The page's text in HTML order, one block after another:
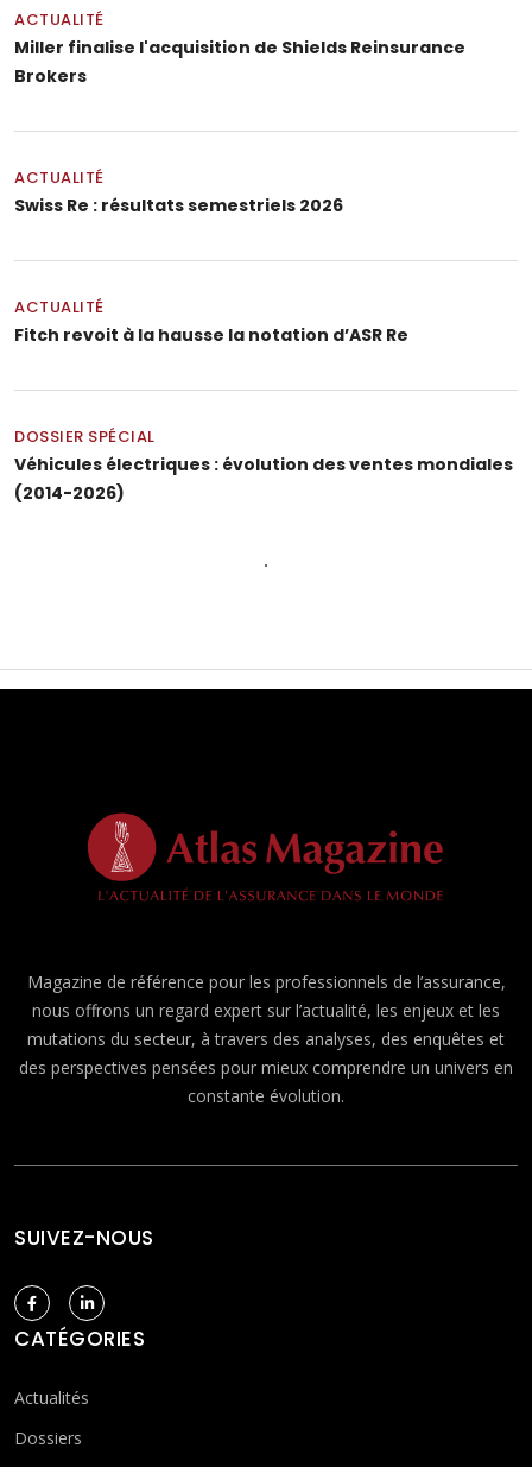
ACTUALITÉ
Miller finalise l'acquisition de Shields Reinsurance
Brokers
ACTUALITÉ
Swiss Re : résultats semestriels 2026
ACTUALITÉ
Fitch revoit à la hausse la notation d’ASR Re
DOSSIER SPÉCIAL
Véhicules électriques : évolution des ventes mondiales
(2014-2026)
Magazine de référence pour les professionnels de l’assurance,
nous offrons un regard expert sur l’actualité, les enjeux et les
mutations du secteur, à travers des analyses, des enquêtes et
des perspectives pensées pour mieux comprendre un univers en
constante évolution.
SUIVEZ-NOUS
CATÉGORIES
Actualités
Dossiers